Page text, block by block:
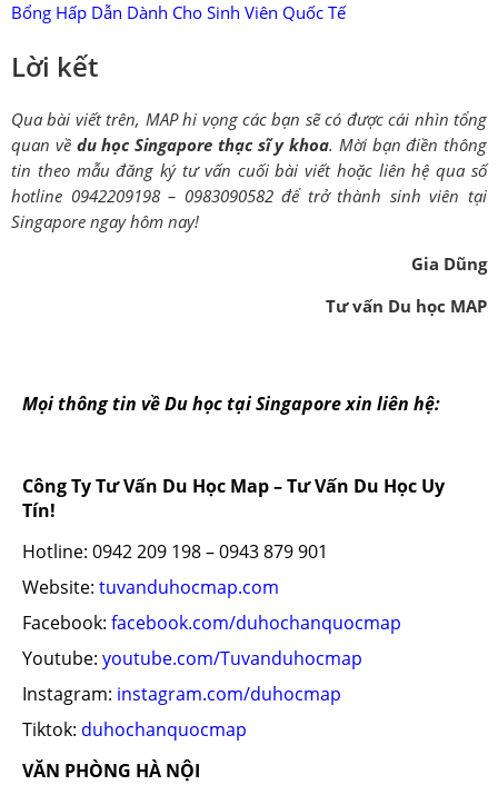
Bổng Hấp Dẫn Dành Cho Sinh Viên Quốc Tế
Lời kết
Qua bài viết trên, MAP hi vọng các bạn sẽ có được cái nhìn tổng
quan về du học Singapore thạc sĩ y khoa. Mời bạn điền thông
tin theo mẫu đăng ký tư vấn cuối bài viết hoặc liên hệ qua số
hotline 0942209198 – 0983090582 để trở thành sinh viên tại
Singapore ngay hôm nay!
Gia Dũng
Tư vấn Du học MAP
Mọi thông tin về Du học tại Singapore xin liên hệ:
Công Ty Tư Vấn Du Học Map – Tư Vấn Du Học Uy
Tín!
Hotline: 0942 209 198 – 0943 879 901
Website: tuvanduhocmap.com
Facebook: facebook.com/duhochanquocmap
Youtube: youtube.com/Tuvanduhocmap
Instagram: instagram.com/duhocmap
Tiktok: duhochanquocmap
VĂN PHÒNG HÀ NỘI